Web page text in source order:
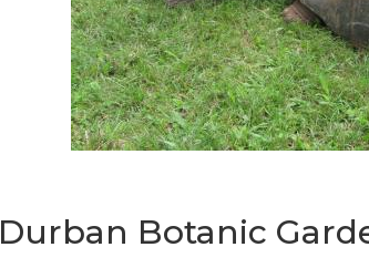
Durban Botanic